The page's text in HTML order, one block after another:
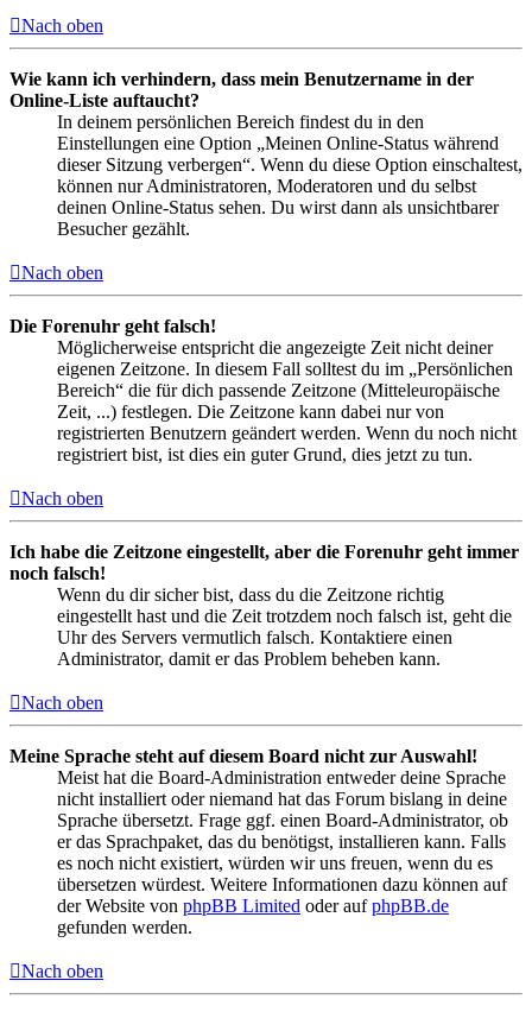
Nach oben
Wie kann ich verhindern, dass mein Benutzername in der
Online-Liste auftaucht?
In deinem persönlichen Bereich findest du in den
Einstellungen eine Option „Meinen Online-Status während
dieser Sitzung verbergen“. Wenn du diese Option einschaltest,
können nur Administratoren, Moderatoren und du selbst
deinen Online-Status sehen. Du wirst dann als unsichtbarer
Besucher gezählt.
Nach oben
Die Forenuhr geht falsch!
Möglicherweise entspricht die angezeigte Zeit nicht deiner
eigenen Zeitzone. In diesem Fall solltest du im „Persönlichen
Bereich“ die für dich passende Zeitzone (Mitteleuropäische
Zeit, ...) festlegen. Die Zeitzone kann dabei nur von
registrierten Benutzern geändert werden. Wenn du noch nicht
registriert bist, ist dies ein guter Grund, dies jetzt zu tun.
Nach oben
Ich habe die Zeitzone eingestellt, aber die Forenuhr geht immer
noch falsch!
Wenn du dir sicher bist, dass du die Zeitzone richtig
eingestellt hast und die Zeit trotzdem noch falsch ist, geht die
Uhr des Servers vermutlich falsch. Kontaktiere einen
Administrator, damit er das Problem beheben kann.
Nach oben
Meine Sprache steht auf diesem Board nicht zur Auswahl!
Meist hat die Board-Administration entweder deine Sprache
nicht installiert oder niemand hat das Forum bislang in deine
Sprache übersetzt. Frage ggf. einen Board-Administrator, ob
er das Sprachpaket, das du benötigst, installieren kann. Falls
es noch nicht existiert, würden wir uns freuen, wenn du es
übersetzen würdest. Weitere Informationen dazu können auf
der Website von phpBB Limited oder aufphpBB.de
gefunden werden.
Nach oben